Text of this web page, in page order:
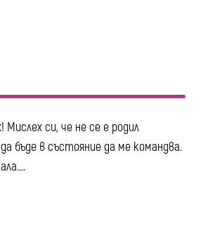
Мислех си, че не се е родил
бъде в състояние да ме командва.